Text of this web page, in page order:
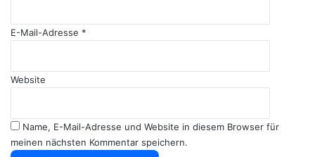
E-Mail-Adresse *
Website
Name, E-Mail-Adresse und Website in diesem Browser für
meinen nächsten Kommentar speichern.